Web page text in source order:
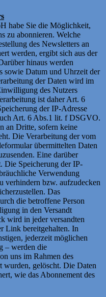
habe Sie die Möglichkeit,
zu abonnieren. Welche
des Newsletters an
werden, ergibt sich aus der
hinaus werden
sowie Datum und Uhrzeit der
der Daten wird im
des Nutzers
ist daher Art. 6
der IP-Adresse
Art. 6 Abs.1 lit. f DSGVO.
an Dritte, sofern keine
Die Verarbeitung der vom
übermittelten Daten
Eine darüber
Die Speicherung der IP-
Verwendung
verhindern bzw. aufzudecken
Das
die betroffene Person
in den Versandt
wird in jeder versandten
Link bereitgehalten. In
jederzeit möglichen
– werden die
uns im Rahmen des
wurden, gelöscht. Die Daten
wie das Abonnement des